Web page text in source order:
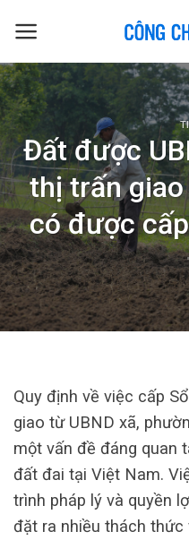
Đất được
thị trấn
có được
Quy định về việc cấp
giao từ UBND xã,
một vấn đề đáng quan
đất đai tại Việt Nam.
trình pháp lý và quyền
đặt ra nhiều thách